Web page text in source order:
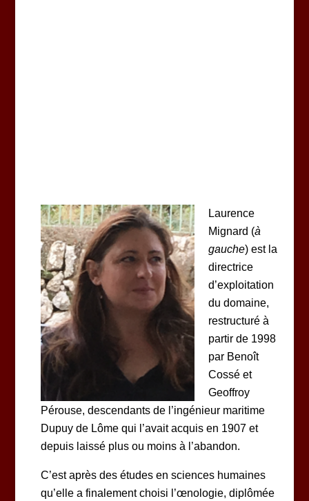
Laurence
Mignard (à
gauche) est la
directrice
d’exploitation
du domaine,
restructuré à
partir de 1998
par Benoît
Cossé et
Geoffroy
Pérouse, descendants de l’ingénieur maritime
Dupuy de Lôme qui l’avait acquis en 1907 et
depuis laissé plus ou moins à l’abandon.
C’est après des études en sciences humaines
qu’elle a finalement choisi l’œnologie, diplômée